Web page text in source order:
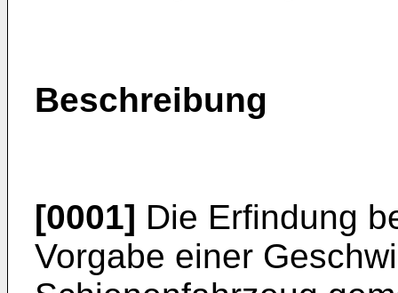
Beschreibung
[0001] Die Erfindung
Vorgabe einer